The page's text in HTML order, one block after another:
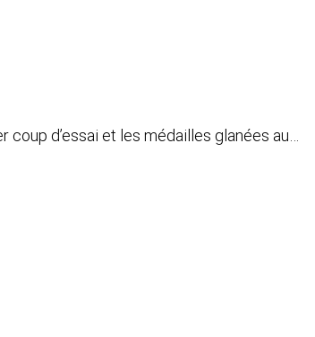
d’essai et les médailles glanées au…